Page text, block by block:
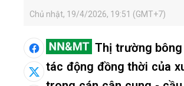
Chủ nhật, 19/4/2026, 19:51 (GMT+7)
Thị trường bông
tác động đồng thời của